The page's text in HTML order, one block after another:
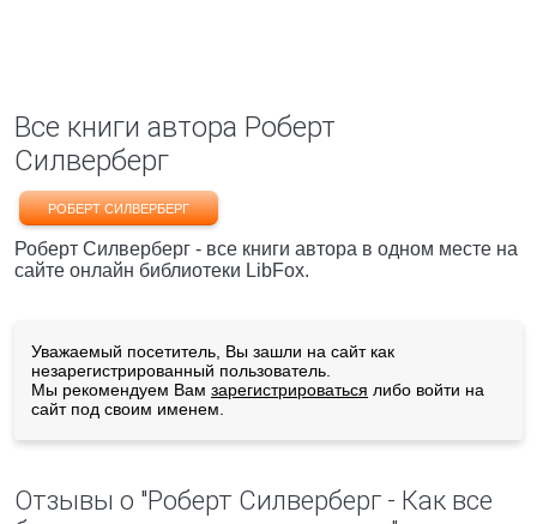
Все книги автора Роберт
Силверберг
РОБЕРТ СИЛВЕРБЕРГ
Роберт Силверберг - все книги автора в одном месте на
сайте онлайн библиотеки LibFox.
Уважаемый посетитель, Вы зашли на сайт как
незарегистрированный пользователь.
Мы рекомендуем Вам зарегистрироваться либо войти на
сайт под своим именем.
Отзывы о "Роберт Силверберг - Как все